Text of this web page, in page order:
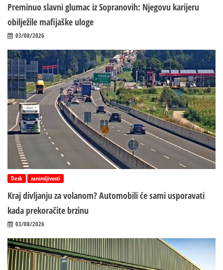
Preminuo slavni glumac iz Sopranovih: Njegovu karijeru
obilježile mafijaške uloge
03/08/2026
Desk zanimljivosti
Kraj divljanju za volanom? Automobili će sami usporavati
kada prekoračite brzinu
03/08/2026